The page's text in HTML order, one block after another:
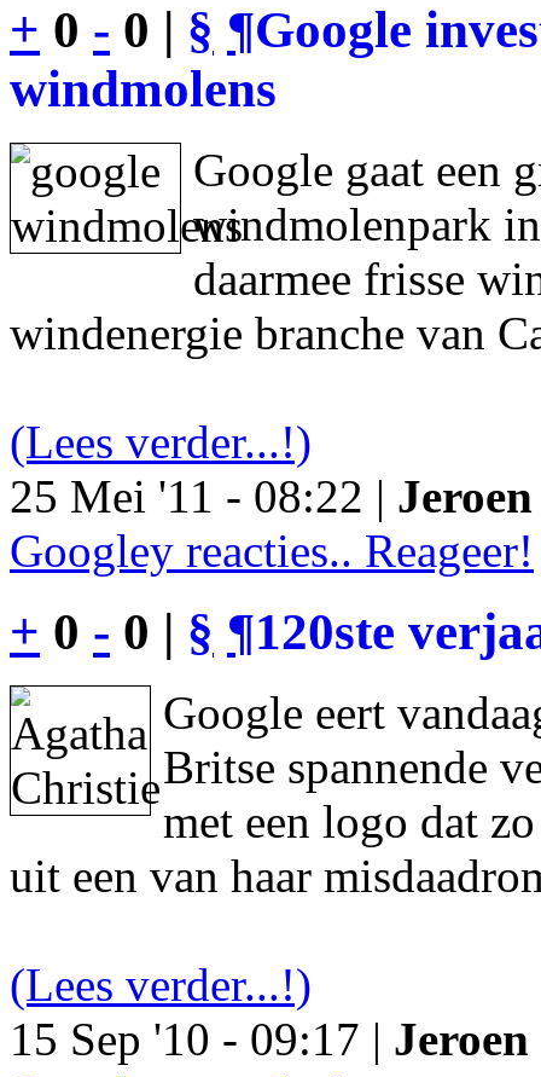
+ 0 - 0 | § ¶Google
windmolens
Google gaat een
windmolenpark
daarmee frisse
windenergie branche van
(Lees verder...!)
25 Mei '11 - 08:22 |
Googley reacties.. Reageer!
+ 0 - 0 | § ¶120ste
Google eert
Britse spannende
met een logo dat
uit een van haar
(Lees verder...!)
15 Sep '10 - 09:17 |